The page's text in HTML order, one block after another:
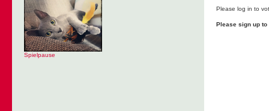
Spielpause
Please log in to
Please sign up to